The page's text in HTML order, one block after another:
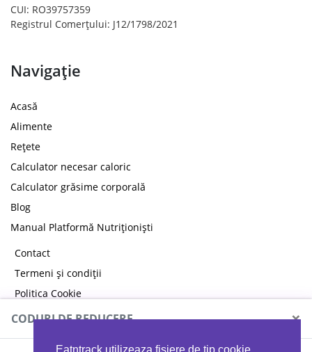
CUI: RO39757359
Registrul Comerțului: J12/1798/2021
Navigație
Acasă
Alimente
Rețete
Calculator necesar caloric
Calculator grăsime corporală
Blog
Manual Platformă Nutriționiști
Contact
Termeni și condiții
Politica Cookie
Politica de confidențialitate
CODURI DE REDUCERE ×